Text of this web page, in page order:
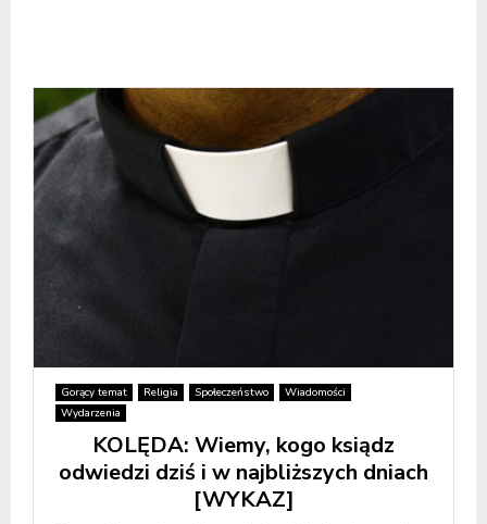
Gorący temat Religia Społeczeństwo
Wiadomości
Wydarzenia
KOLĘDA: Wiemy, kogo ksiądz
odwiedzi dziś i w najbliższych dniach
[WYKAZ]